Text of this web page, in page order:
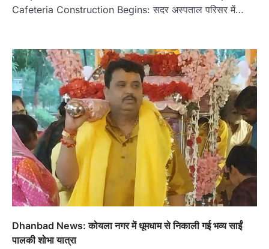
Cafeteria Construction Begins: सदर अस्पताल परिसर में…
Dhanbad News: कोयला नगर में धूमधाम से निकाली गई भव्य साईं
पालकी शोभा यात्रा